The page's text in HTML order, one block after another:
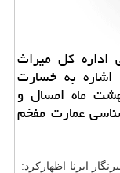
اداره كل میراث
به خسارت
ماه امسال و
عمارت مفخم
ایرنا اظهاركرد: